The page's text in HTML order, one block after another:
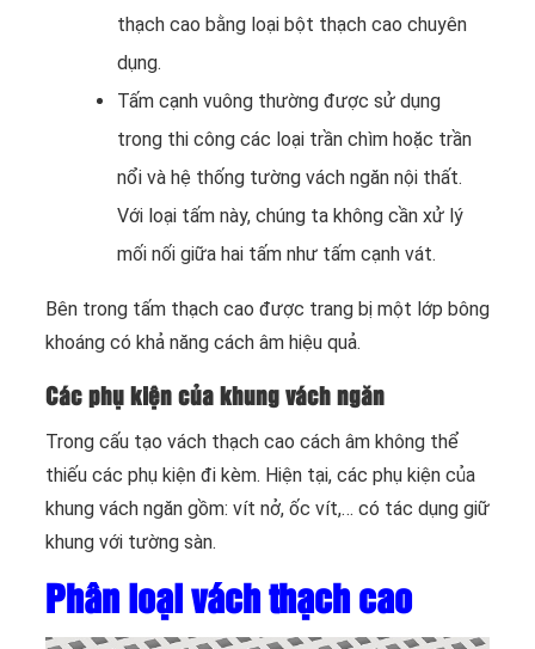
thạch cao bằng loại bột thạch cao chuyên
dụng.
Tấm cạnh vuông thường được sử dụng
trong thi công các loại trần chìm hoặc trần
nổi và hệ thống tường vách ngăn nội thất.
Với loại tấm này, chúng ta không cần xử lý
mối nối giữa hai tấm như tấm cạnh vát.
Bên trong tấm thạch cao được trang bị một lớp bông
khoáng có khả năng cách âm hiệu quả.
Các phụ kiện của khung vách ngăn
Trong cấu tạo vách thạch cao cách âm không thể
thiếu các phụ kiện đi kèm. Hiện tại, các phụ kiện của
khung vách ngăn gồm: vít nở, ốc vít,… có tác dụng giữ
khung với tường sàn.
Phân loại vách thạch cao